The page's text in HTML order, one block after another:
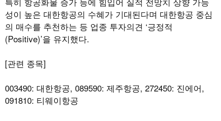
성이 높은 대한항공의 수혜가 기대된다며 대한항공 중심
의 매수를 추천하는 등 업종 투자의견 ‘긍정적
(Positive)’을 유지했다.
[관련 종목]
003490: 대한항공, 089590: 제주항공, 272450: 진에어,
091810: 티웨이항공